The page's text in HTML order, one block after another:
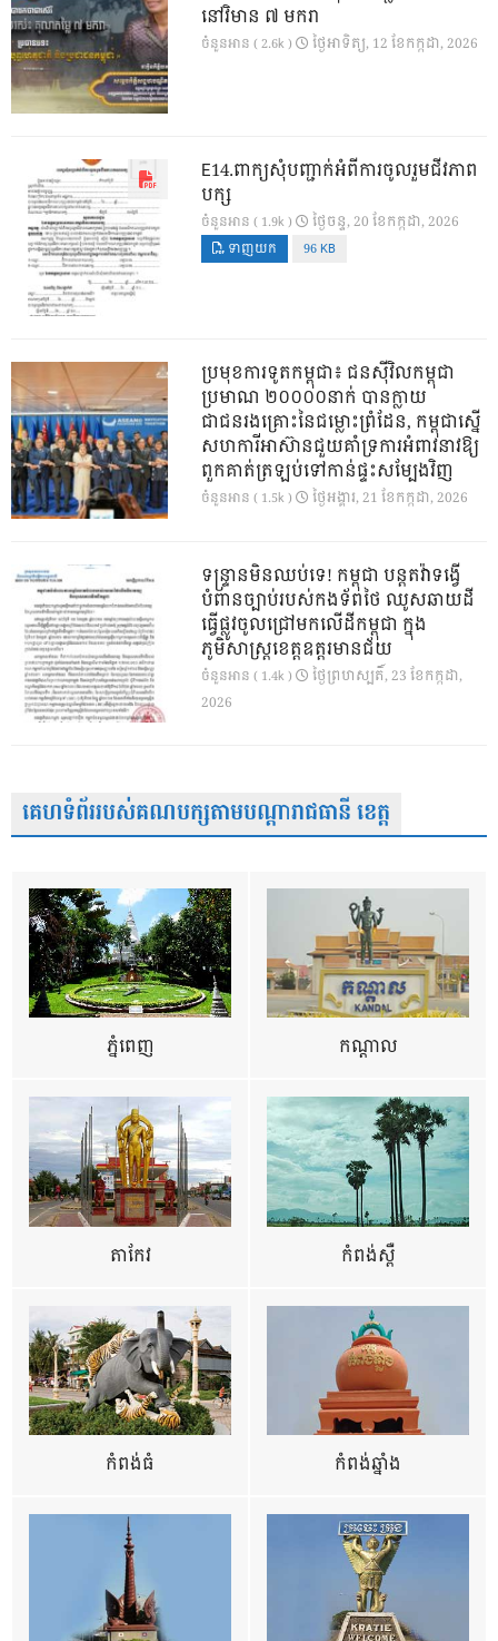
នៅវិមាន ៧ មករា
ចំនួនអាន ( 2.6k ) ថ្ងៃ​អាទិត្យ, 12 ខែ​កក្កដា, 2026
E14.ពាក្យសុំបញ្ជាក់អំពីការចូលរួមជីវភាព
បក្ស
ចំនួនអាន ( 1.9k ) ថ្ងៃ​ចន្ទ, 20 ខែ​កក្កដា, 2026
ទាញយក 96 KB
ប្រមុខការទូតកម្ពុជា៖ ជនស៊ីវិលកម្ពុជា
ប្រមាណ ២០០០០នាក់ បានក្លាយ
ជាជនរងគ្រោះនៃជម្លោះព្រំដែន, កម្ពុជាស្នើ
សហការីអាស៊ានជួយគាំទ្រការអំពាវនាវឱ្យ
ពួកគាត់ត្រឡប់ទៅកាន់ផ្ទះសម្បែងវិញ
ចំនួនអាន ( 1.5k ) ថ្ងៃ​អង្គារ, 21 ខែ​កក្កដា, 2026
ទន្ទ្រានមិនឈប់ទេ! កម្ពុជា បន្តតវ៉ាទង្វើ
បំពានច្បាប់របស់កងទ័ពថៃ ឈូសឆាយដី
ធ្វើផ្លូវចូលជ្រៅមកលើដីកម្ពុជា ក្នុង
ភូមិសាស្ត្រខេត្តឧត្តរមានជ័យ
ចំនួនអាន ( 1.4k )
ថ្ងៃ​ព្រហស្បតិ៍, 23 ខែ​កក្កដា,
2026
គេហទំព័ររបស់គណបក្សតាមបណ្តារាជធានី ខេត្ត
ភ្នំពេញ កណ្តាល
តាកែវ កំពង់ស្ពឺ
កំពង់ធំ កំពង់ឆ្នាំង